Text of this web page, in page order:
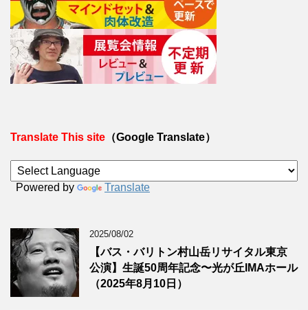
Translate This site （Google Translate）
Powered by Translate
2025/08/02
【バス・バリトン村山岳リサイタル東京
公演】生誕50周年記念〜光が丘IMAホール
（2025年8月10日）